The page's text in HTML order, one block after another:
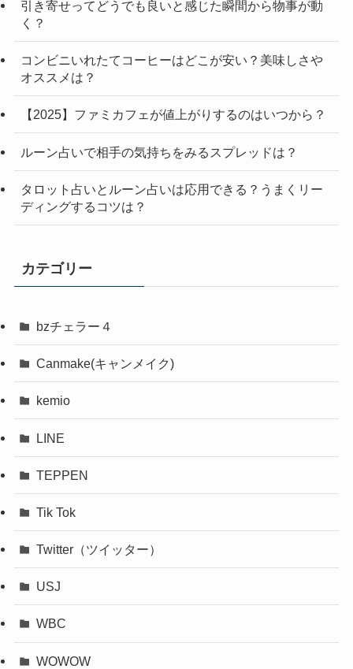
引き寄せってどうでも良いと感じた瞬間から物事が動
く？
コンビニいれたてコーヒーはどこが安い？美味しさや
オススメは？
【2025】ファミカフェが値上がりするのはいつから？
ルーン占いで相手の気持ちをみるスプレッドは？
タロット占いとルーン占いは応用できる？うまくリー
ディングするコツは？
カテゴリー
bzチェラー４
Canmake(キャンメイク)
kemio
LINE
TEPPEN
Tik Tok
Twitter（ツイッター）
USJ
WBC
WOWOW